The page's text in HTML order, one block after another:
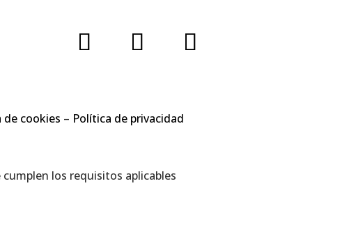
de cookies – Política de privacidad
los requisitos aplicables